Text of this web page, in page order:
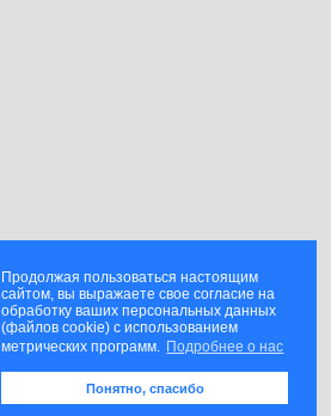
Продолжая пользоваться настоящим
сайтом, вы выражаете свое согласие на
обработку ваших персональных данных
(файлов cookie) с использованием
метрических программ. Подробнее о нас
Понятно, спасибо